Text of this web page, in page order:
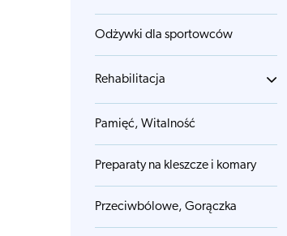
Odżywki dla sportowców
Rehabilitacja
Pamięć, Witalność
Preparaty na kleszcze i komary
Przeciwbólowe, Gorączka